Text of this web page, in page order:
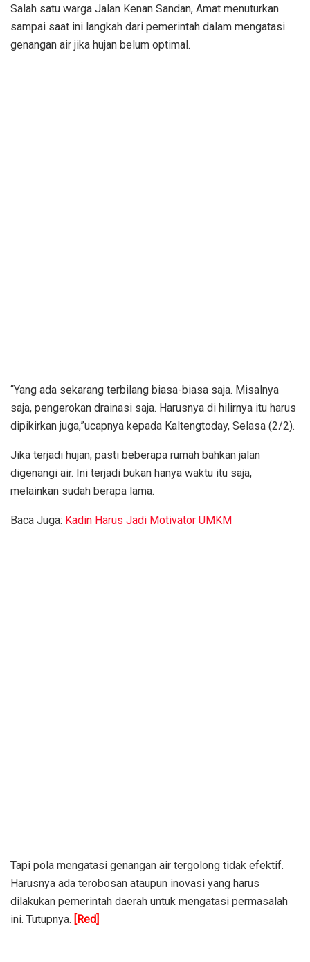
Salah satu warga Jalan Kenan Sandan, Amat menuturkan
sampai saat ini langkah dari pemerintah dalam mengatasi
genangan air jika hujan belum optimal.
“Yang ada sekarang terbilang biasa-biasa saja. Misalnya
saja, pengerokan drainasi saja. Harusnya di hilirnya itu harus
dipikirkan juga,”ucapnya kepada Kaltengtoday, Selasa (2/2).
Jika terjadi hujan, pasti beberapa rumah bahkan jalan
digenangi air. Ini terjadi bukan hanya waktu itu saja,
melainkan sudah berapa lama.
Baca Juga: Kadin Harus Jadi Motivator UMKM
Tapi pola mengatasi genangan air tergolong tidak efektif.
Harusnya ada terobosan ataupun inovasi yang harus
dilakukan pemerintah daerah untuk mengatasi permasalah
ini. Tutupnya. [Red]